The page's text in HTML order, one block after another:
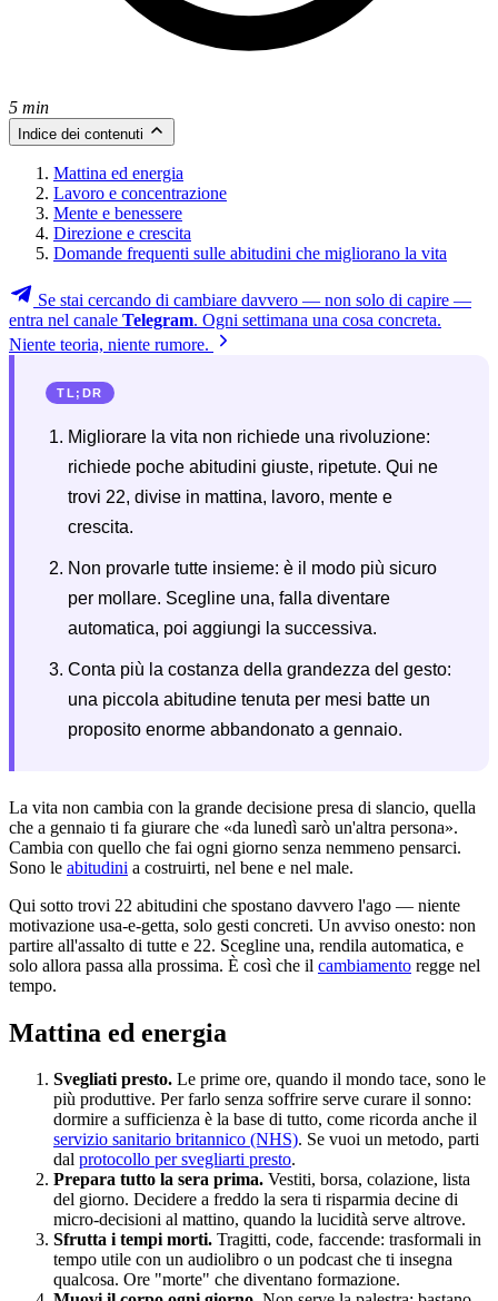
5 min
Indice dei contenuti
Mattina ed energia
Lavoro e concentrazione
Mente e benessere
Direzione e crescita
Domande frequenti sulle abitudini che migliorano la vita
Se stai cercando di cambiare davvero — non solo di capire —
entra nel canale Telegram. Ogni settimana una cosa concreta.
Niente teoria, niente rumore.
TL;DR
Migliorare la vita non richiede una rivoluzione:
richiede poche abitudini giuste, ripetute. Qui ne
trovi 22, divise in mattina, lavoro, mente e
crescita.
Non provarle tutte insieme: è il modo più sicuro
per mollare. Scegline una, falla diventare
automatica, poi aggiungi la successiva.
Conta più la costanza della grandezza del gesto:
una piccola abitudine tenuta per mesi batte un
proposito enorme abbandonato a gennaio.
La vita non cambia con la grande decisione presa di slancio, quella
che a gennaio ti fa giurare che «da lunedì sarò un'altra persona».
Cambia con quello che fai ogni giorno senza nemmeno pensarci.
Sono le abitudini a costruirti, nel bene e nel male.
Qui sotto trovi 22 abitudini che spostano davvero l'ago — niente
motivazione usa-e-getta, solo gesti concreti. Un avviso onesto: non
partire all'assalto di tutte e 22. Scegline una, rendila automatica, e
solo allora passa alla prossima. È così che il cambiamento regge nel
tempo.
Mattina ed energia
Svegliati presto. Le prime ore, quando il mondo tace, sono le
più produttive. Per farlo senza soffrire serve curare il sonno:
dormire a sufficienza è la base di tutto, come ricorda anche il
servizio sanitario britannico (NHS). Se vuoi un metodo, parti
dal protocollo per svegliarti presto.
Prepara tutto la sera prima. Vestiti, borsa, colazione, lista
del giorno. Decidere a freddo la sera ti risparmia decine di
micro-decisioni al mattino, quando la lucidità serve altrove.
Sfrutta i tempi morti. Tragitti, code, faccende: trasformali in
tempo utile con un audiolibro o un podcast che ti insegna
qualcosa. Ore "morte" che diventano formazione.